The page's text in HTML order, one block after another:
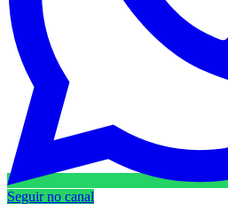
Seguir no canal